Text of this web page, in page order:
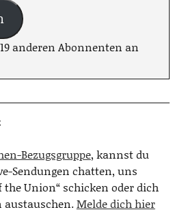
anderen Abonnenten an
Bezugsgruppe, kannst du
Sendungen chatten, uns
the Union“ schicken oder dich
Melde dich hier